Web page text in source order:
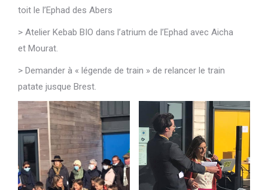
toit le l’Ephad des Abers
> Atelier Kebab BIO dans l’atrium de l’Ephad avec Aicha
et Mourat.
> Demander à « légende de train » de relancer le train
patate jusque Brest.